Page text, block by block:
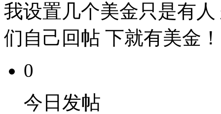
我设置几个美金只是有
们自己回帖 下就有美金！
0
今日发帖